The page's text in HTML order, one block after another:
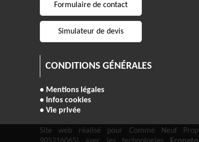
Formulaire de contact
Simulateur de devis
CONDITIONS GÉNÉRALES
• Mentions légales
• Infos cookies
• Vie privée
Site web réalisé pour Comme Neuf